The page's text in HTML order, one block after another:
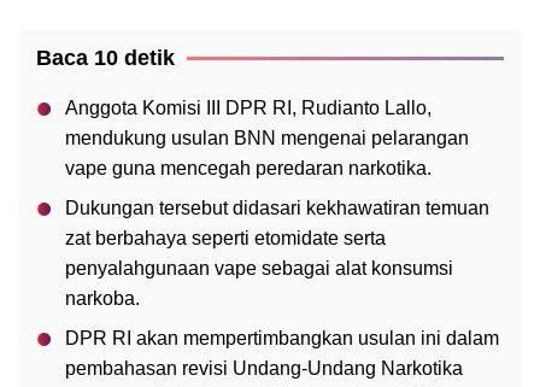
Baca 10 detik
Anggota Komisi III DPR RI, Rudianto Lallo,
mendukung usulan BNN mengenai pelarangan
vape guna mencegah peredaran narkotika.
Dukungan tersebut didasari kekhawatiran temuan
zat berbahaya seperti etomidate serta
penyalahgunaan vape sebagai alat konsumsi
narkoba.
DPR RI akan mempertimbangkan usulan ini dalam
pembahasan revisi Undang-Undang Narkotika